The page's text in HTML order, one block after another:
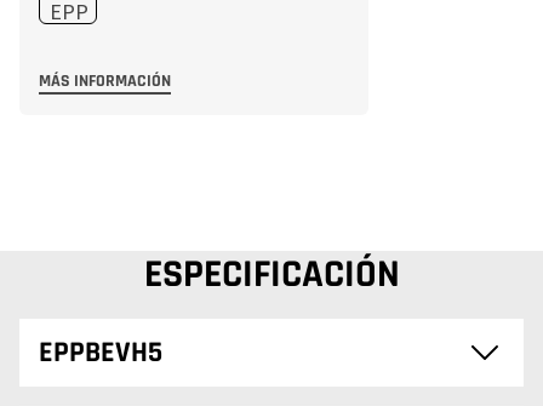
MÁS INFORMACIÓN
ESPECIFICACIÓN
EPPBEVH5